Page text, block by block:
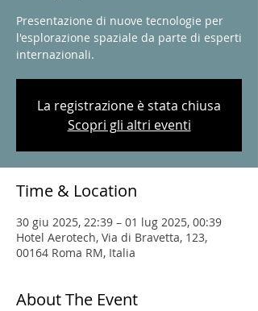
Presentazione di nuove tecnologie per
l'esplorazione spaziale da parte di esperti
internazionali.
La registrazione è stata chiusa
Scopri gli altri eventi
Time & Location
30 giu 2025, 22:39 – 01 lug 2025, 00:39
Hotel Aerotech, Via di Bravetta, 123,
00164 Roma RM, Italia
About The Event